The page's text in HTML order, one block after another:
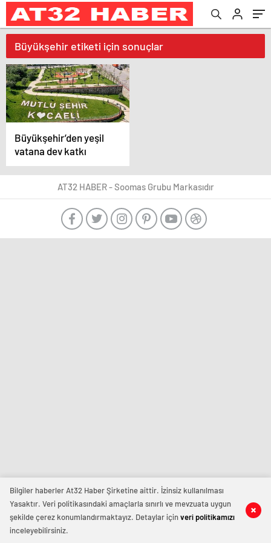
Büyükşehir etiketi için sonuçlar
Büyükşehir’den yeşil
vatana dev katkı
AT32 HABER - Soomas Grubu Markasıdır
Bilgiler haberler At32 Haber Şirketine aittir. İzinsiz kullanılması
Yasaktır. Veri politikasındaki amaçlarla sınırlı ve mevzuata uygun
şekilde çerez konumlandırmaktayız. Detaylar içinveri politikamızı
inceleyebilirsiniz.